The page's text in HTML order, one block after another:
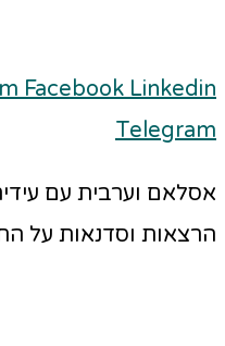
Facebook Linkedin
Telegram
אסלאם וערבית עם
הרצאות וסדנאות על